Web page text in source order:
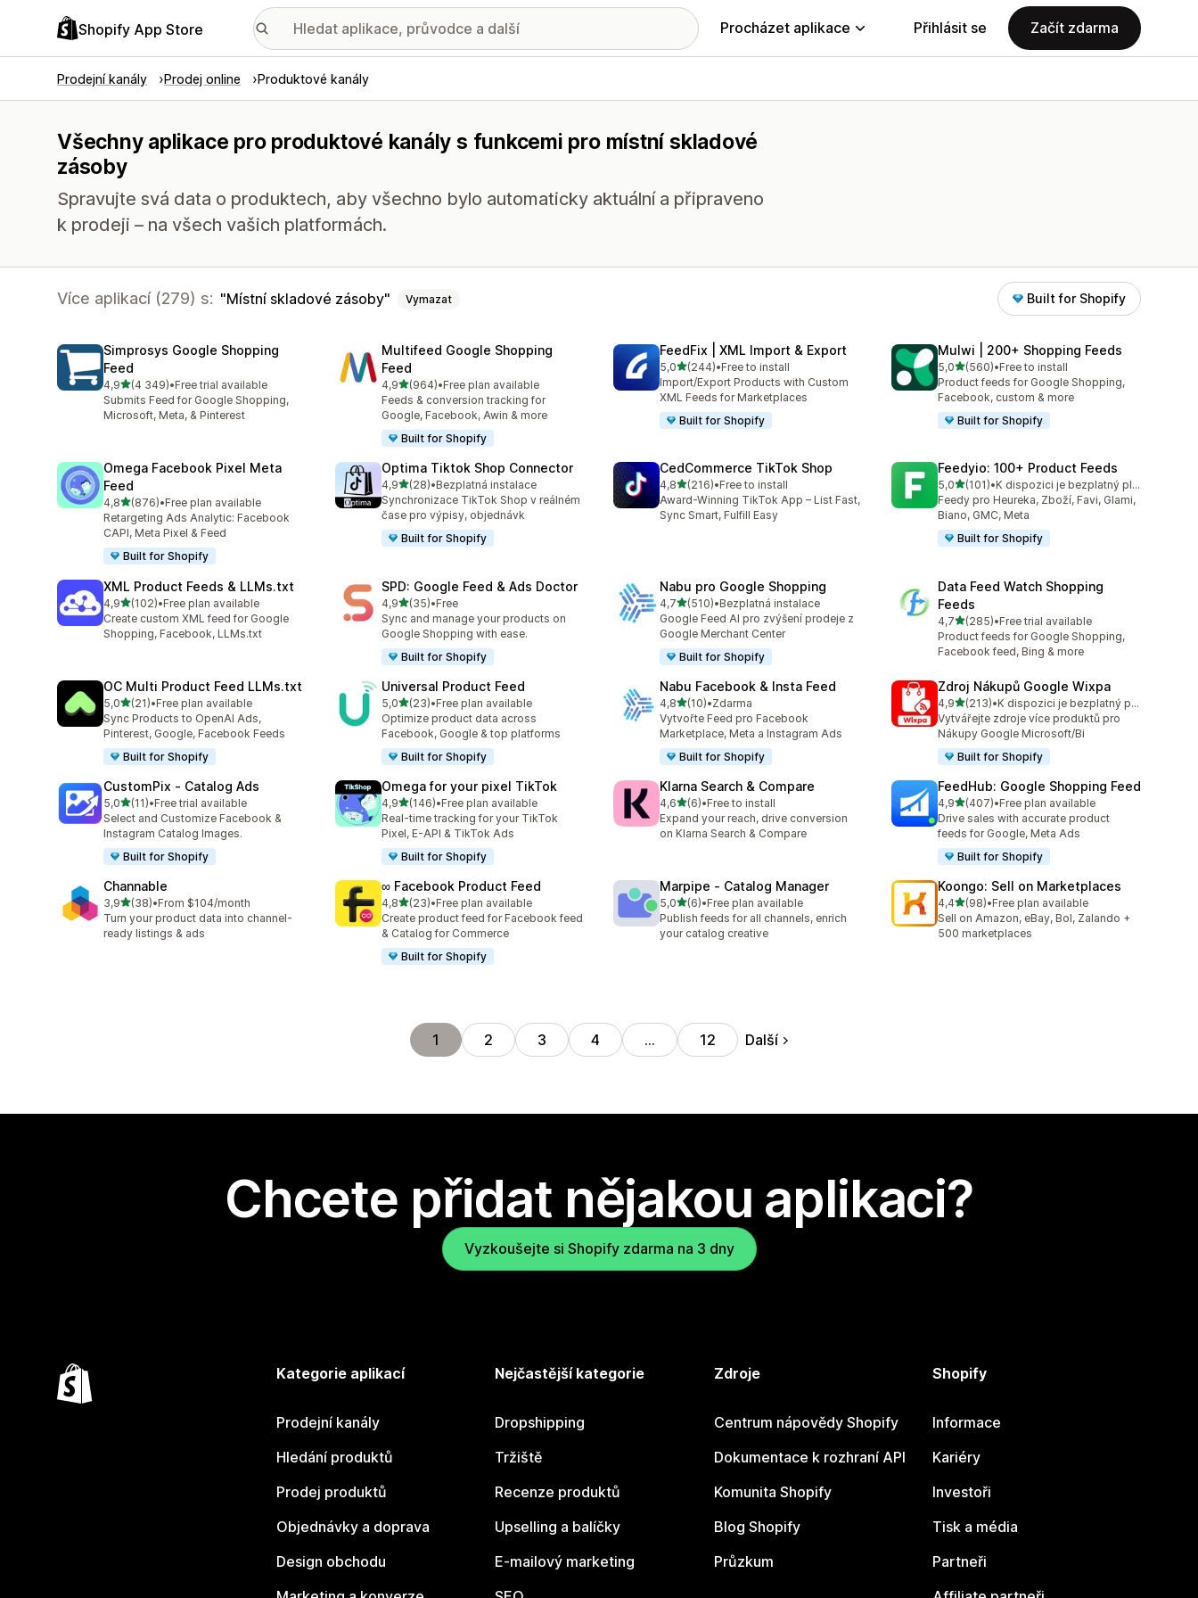
Shopify App Store Procházet aplikace Přihlásit se Začít zdarma
Prodejní kanály Prodej online Produktové kanály
Všechny aplikace pro produktové kanály s funkcemi pro místní skladové
zásoby
Spravujte svá data o produktech, aby všechno bylo automaticky aktuální a připraveno
k prodeji – na všech vašich platformách.
Více aplikací (279) s: Místní skladové zásoby Vymazat Built for Shopify
Simprosys Google Shopping
Feed
4,9z 5 hvězd
(4 349)
Celkový počet recenzí: 4349
•Free trial available
Submits Feed for Google Shopping,
Microsoft, Meta, & Pinterest
Multifeed Google Shopping
Feed
4,9z 5 hvězd
(964)
Celkový počet recenzí: 964
•Free plan available
Feeds & conversion tracking for
Google, Facebook, Awin & more
Built for Shopify
FeedFix | XML Import & Export
5,0z 5 hvězd
(244)
Celkový počet recenzí: 244
•Free to install
Import/Export Products with Custom
XML Feeds for Marketplaces
Built for Shopify
Mulwi | 200+ Shopping Feeds
5,0z 5 hvězd
(560)
Celkový počet recenzí: 560
•Free to install
Product feeds for Google Shopping,
Facebook, custom & more
Built for Shopify
Omega Facebook Pixel Meta
Feed
4,8z 5 hvězd
(876)
Celkový počet recenzí: 876
•Free plan available
Retargeting Ads Analytic: Facebook
CAPI, Meta Pixel & Feed
Built for Shopify
Optima Tiktok Shop Connector
4,9z 5 hvězd
(28)
Celkový počet recenzí: 28
•Bezplatná instalace
Synchronizace TikTok Shop v reálném
čase pro výpisy, objednávk
Built for Shopify
CedCommerce TikTok Shop
4,8z 5 hvězd
(216)
Celkový počet recenzí: 216
•Free to install
Award-Winning TikTok App – List Fast,
Sync Smart, Fulfill Easy
Feedyio: 100+ Product Feeds
5,0z 5 hvězd
(101)
Celkový počet recenzí: 101
•
K dispozici je bezplatný plán
Feedy pro Heureka, Zboží, Favi, Glami,
Biano, GMC, Meta
Built for Shopify
XML Product Feeds & LLMs.txt
4,9z 5 hvězd
(102)
Celkový počet recenzí: 102
•Free plan available
Create custom XML feed for Google
Shopping, Facebook, LLMs.txt
SPD: Google Feed & Ads Doctor
4,9z 5 hvězd
(35)
Celkový počet recenzí: 35
•Free
Sync and manage your products on
Google Shopping with ease.
Built for Shopify
Nabu pro Google Shopping
4,7z 5 hvězd
(510)
Celkový počet recenzí: 510
•Bezplatná instalace
Google Feed AI pro zvýšení prodeje z
Google Merchant Center
Built for Shopify
Data Feed Watch Shopping
Feeds
4,7z 5 hvězd
(285)
Celkový počet recenzí: 285
•Free trial available
Product feeds for Google Shopping,
Facebook feed, Bing & more
OC Multi Product Feed LLMs.txt
5,0z 5 hvězd
(21)
Celkový počet recenzí: 21
•Free plan available
Sync Products to OpenAI Ads,
Pinterest, Google, Facebook Feeds
Built for Shopify
Universal Product Feed
5,0z 5 hvězd
(23)
Celkový počet recenzí: 23
•Free plan available
Optimize product data across
Facebook, Google & top platforms
Built for Shopify
Nabu Facebook & Insta Feed
4,8z 5 hvězd
(10)
Celkový počet recenzí: 10
•Zdarma
Vytvořte Feed pro Facebook
Marketplace, Meta a Instagram Ads
Built for Shopify
Zdroj Nákupů Google Wixpa
4,9z 5 hvězd
(213)
Celkový počet recenzí: 213
•
K dispozici je bezplatný plán
Vytvářejte zdroje více produktů pro
Nákupy Google Microsoft/Bi
Built for Shopify
CustomPix ‑ Catalog Ads
5,0z 5 hvězd
(11)
Celkový počet recenzí: 11
•Free trial available
Select and Customize Facebook &
Instagram Catalog Images.
Built for Shopify
Omega for your pixel TikTok
4,9z 5 hvězd
(146)
Celkový počet recenzí: 146
•Free plan available
Real-time tracking for your TikTok
Pixel, E-API & TikTok Ads
Built for Shopify
Klarna Search & Compare
4,6z 5 hvězd
(6)
Celkový počet recenzí: 6
•Free to install
Expand your reach, drive conversion
on Klarna Search & Compare
FeedHub: Google Shopping Feed
4,9z 5 hvězd
(407)
Celkový počet recenzí: 407
•Free plan available
Drive sales with accurate product
feeds for Google, Meta Ads
Built for Shopify
Channable
3,9z 5 hvězd
(38)
Celkový počet recenzí: 38
•From $104/month
Turn your product data into channel-
ready listings & ads
∞ Facebook Product Feed
4,8z 5 hvězd
(23)
Celkový počet recenzí: 23
•Free plan available
Create product feed for Facebook feed
& Catalog for Commerce
Built for Shopify
Marpipe ‑ Catalog Manager
5,0z 5 hvězd
(6)
Celkový počet recenzí: 6
•Free plan available
Publish feeds for all channels, enrich
your catalog creative
Koongo: Sell on Marketplaces
4,4z 5 hvězd
(98)
Celkový počet recenzí: 98
•Free plan available
Sell on Amazon, eBay, Bol, Zalando +
500 marketplaces
1 2 3 4 … 12 Další
Chcete přidat nějakou aplikaci?
Vyzkoušejte si Shopify zdarma na 3 dny
Kategorie aplikací
Prodejní kanály
Hledání produktů
Prodej produktů
Objednávky a doprava
Design obchodu
Nejčastější kategorie
Dropshipping
Tržiště
Recenze produktů
Upselling a balíčky
E-mailový marketing
Zdroje
Centrum nápovědy Shopify
Dokumentace k rozhraní API
Komunita Shopify
Blog Shopify
Průzkum
Shopify
Informace
Kariéry
Investoři
Tisk a média
Partneři